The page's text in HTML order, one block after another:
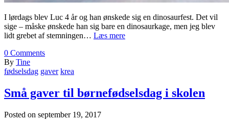
I lørdags blev Luc 4 år og han ønskede sig en dinosaurfest. Det vil
sige – måske ønskede han sig bare en dinosaurkage, men jeg blev
lidt grebet af stemningen… Læs mere
0 Comments
By Tine
fødselsdag gaver krea
Små gaver til børnefødselsdag i skolen
Posted on september 19, 2017